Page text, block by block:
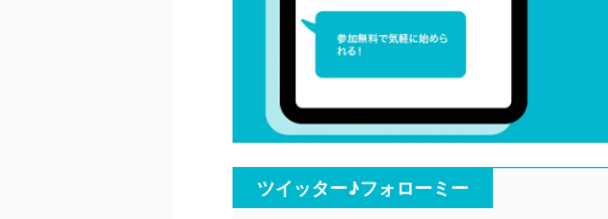
ツイッター♪フォローミー